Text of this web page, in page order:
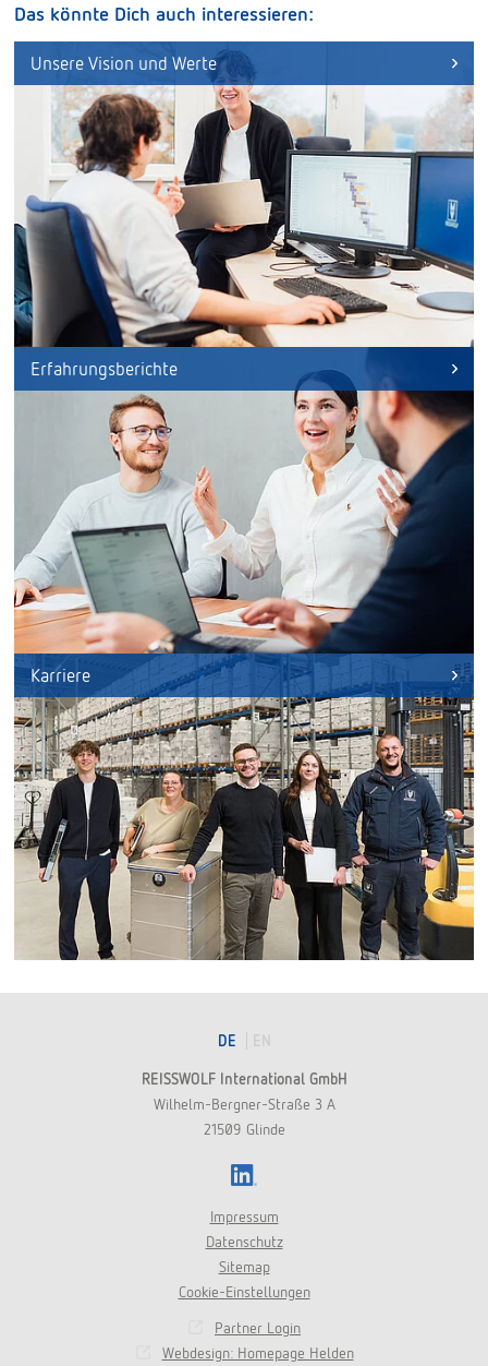
Das könnte Dich auch interessieren:
Unsere Vision und Werte
Erfahrungsberichte
Karriere
DE EN
REISSWOLF International GmbH
Wilhelm-Bergner-Straße 3 A
21509 Glinde
Impressum
Datenschutz
Sitemap
Cookie-Einstellungen
Partner Login
Webdesign: Homepage Helden